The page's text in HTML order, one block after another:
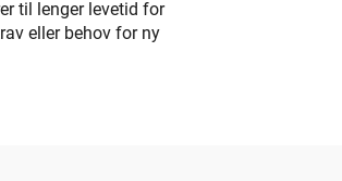
til lenger levetid for
eller behov for ny